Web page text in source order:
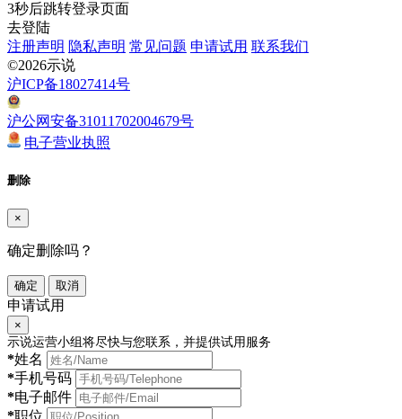
3秒后跳转登录页面
去登陆
注册声明 隐私声明 常见问题 申请试用 联系我们
©2026示说
沪ICP备18027414号
沪公网安备31011702004679号
电子营业执照
删除
×
确定删除吗？
确定 取消
申请试用
×
示说运营小组将尽快与您联系，并提供试用服务
*姓名
*手机号码
*电子邮件